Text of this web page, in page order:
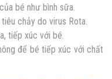
bé như bình sữa.
chảy do virus Rota.
tiếp xúc với bé.
để bé tiếp xúc với chất